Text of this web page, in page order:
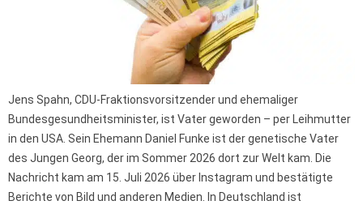
Jens Spahn, CDU-Fraktionsvorsitzender und ehemaliger
Bundesgesundheitsminister, ist Vater geworden – per Leihmutter
in den USA. Sein Ehemann Daniel Funke ist der genetische Vater
des Jungen Georg, der im Sommer 2026 dort zur Welt kam. Die
Nachricht kam am 15. Juli 2026 über Instagram und bestätigte
Berichte von Bild und anderen Medien. In Deutschland ist